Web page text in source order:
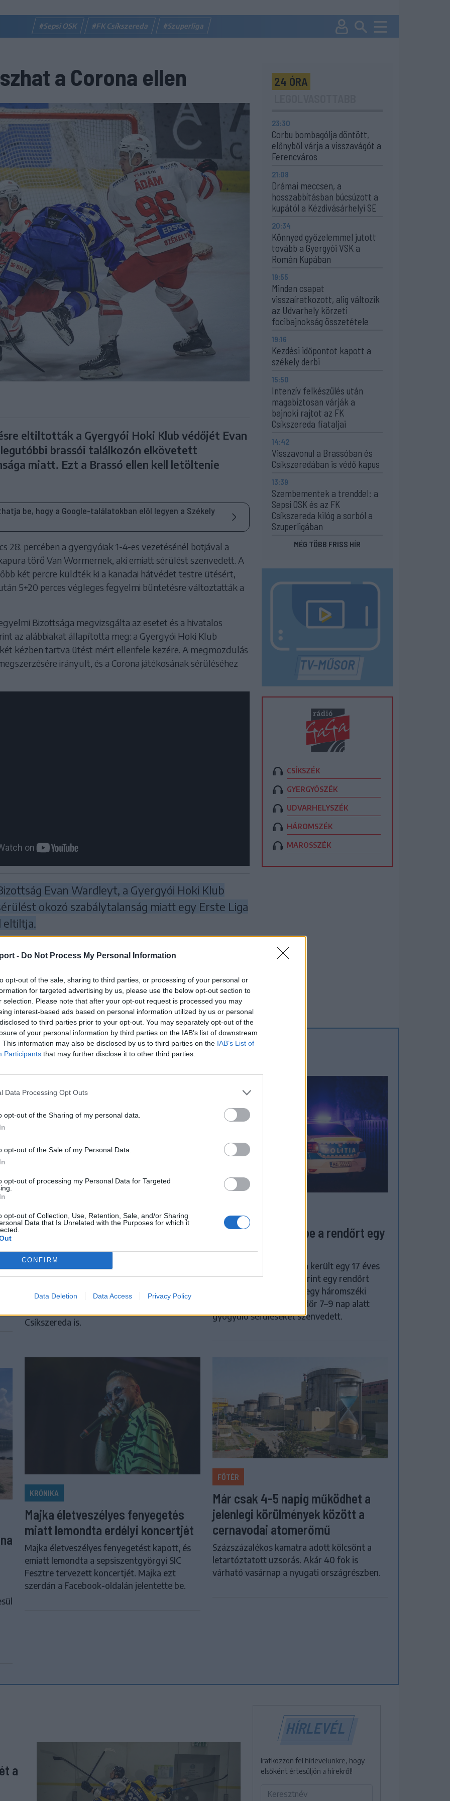
- Do Not Process My Personal Information
opt-out of the sale, sharing to third parties, or processing of your personal or
for targeted advertising by us, please use the below opt-out section to
selection. Please note that after your opt-out request is processed you may
interest-based ads based on personal information utilized by us or personal
to third parties prior to your opt-out. You may separately opt-out of the
of your personal information by third parties on the IAB’s list of downstream
This information may also be disclosed by us to third parties on the IAB’s List of
Participants that may further disclose it to other third parties.
Data Processing Opt Outs
opt-out of the Sharing of my personal data.
opt-out of the Sale of my Personal Data.
opt-out of processing my Personal Data for Targeted
opt-out of Collection, Use, Retention, Sale, and/or Sharing
Data that Is Unrelated with the Purposes for which it
CONFIRM
Data Deletion Data Access Privacy Policy
#Sepsi OSK #FK Csíkszereda #Szuperliga
a Corona ellen
eltiltották a Gyergyói Hoki Klub védőjét Evan
brassói találkozón elkövetett
miatt. Ezt a Brassó ellen kell letöltenie
be, hogy a Google-találatokban elöl legyen a Székely
28. percében a gyergyóiak 1-4-es vezetésénél botjával a
törő Van Wormernek, aki emiatt sérülést szenvedett. A
két percre küldték ki a kanadai hátvédet testre ütésért,
5+20 perces végleges fegyelmi büntetésre változtatták a
Bizottsága megvizsgálta az esetet és a hivatalos
az alábbiakat állapította meg: a Gyergyói Hoki Klub
kézben tartva ütést mért ellenfele kezére. A megmozdulás
irányult, és a Corona játékosának sérüléséhez
Evan Wardleyt, a Gyergyói Hoki Klub
okozó szabálytalanság miatt egy Erste Liga
eltiltja.
összecsapást szerdán éppen a Brassói Corona ellen vívja a
HOZZÁ!
24 ÓRA
23:30
Corbu bombagólja döntött,
előnyből várja a visszavágót a
Ferencváros
21:08
Drámai meccsen, a
hosszabbításban búcsúzott a
kupától a Kézdivásárhelyi SE
20:34
Könnyed győzelemmel jutott
tovább a Gyergyói VSK a
Román Kupában
19:55
Minden csapat
visszaíratkozott, alig változik
az Udvarhely körzeti
focibajnokság összetétele
19:16
Kezdési időpontot kapott a
székely derbi
15:50
Intenzív felkészülés után
magabiztosan várják a
bajnoki rajtot az FK
Csíkszereda fiataljai
14:42
Visszavonul a Brassóban és
Csíkszeredában is védő kapus
13:39
Szembementek a trenddel: a
Sepsi OSK és az FK
Csíkszereda kilóg a sorból a
Szuperligában
MÉG TÖBB FRISS HÍR
CSÍKSZÉK
GYERGYÓSZÉK
UDVARHELYSZÉK
HÁROMSZÉK
MAROSSZÉK
Szembementek a trenddel: a Sepsi
OSK és az FK Csíkszereda kilóg a
A labdarúgó Szuperliga 2026–2027-es
idényében a 16 élvonalbeli klub közül 13
mezének legértékesebb reklámfelületén. A
Csíkszereda is.
Hátulról ütötte fejbe a rendőrt egy
17 éves lány
Előzetes letartóztatásba került egy 17 éves
lány, miután a gyanú szerint egy rendőrt
ütött fejbe egy fabottal egy háromszéki
intézkedés során. A rendőr 7–9 nap alatt
gyógyuló sérüléseket szenvedett.
KRÓNIKA
Majka életveszélyes fenyegetés
miatt lemondta erdélyi koncertjét
Majka életveszélyes fenyegetést kapott, és
emiatt lemondta a sepsiszentgyörgyi SIC
Fesztre tervezett koncertjét. Majka ezt
szerdán a Facebook-oldalán jelentette be.
FŐTÉR
Már csak 4-5 napig működhet a
jelenlegi körülmények között a
cernavodai atomerőmű
Százszázalékos kamatra adott kölcsönt a
letartóztatott uzsorás. Akár 40 fok is
várható vasárnap a nyugati országrészben.
a
HÍRLEVÉL
Iratkozzon fel hírlevelünkre, hogy
elsőként értesüljön a hírekről!